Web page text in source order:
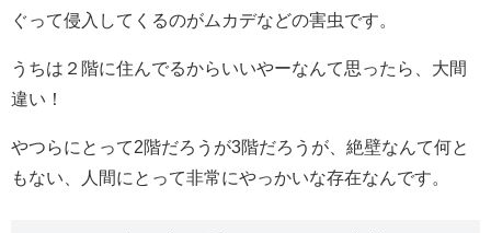
ぐって侵入してくるのがムカデなどの害虫です。
うちは２階に住んでるからいいやーなんて思ったら、大間
違い！
やつらにとって2階だろうが3階だろうが、絶壁なんて何と
もない、人間にとって非常にやっかいな存在なんです。